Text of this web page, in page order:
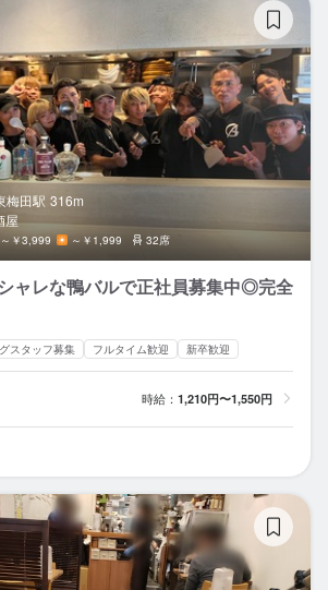
梅田駅 316m
屋
～￥3,999 ～￥1,999 32席
ャレな鴨バルで正社員募集中◎完全
スタッフ募集 フルタイム歓迎 新卒歓迎
時給： 1,210円〜1,550円